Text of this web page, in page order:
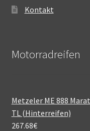
Kontakt
Motorradreifen
Metzeler ME 888
TL (Hinterreifen)
267.68€